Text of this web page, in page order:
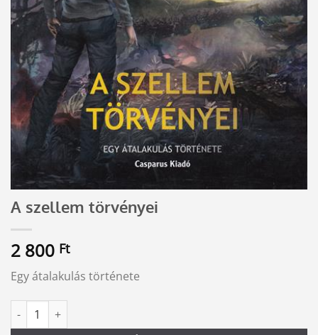
A szellem törvényei
2 800 Ft
Egy átalakulás története
A szellem törvényei mennyiség
Alternative: